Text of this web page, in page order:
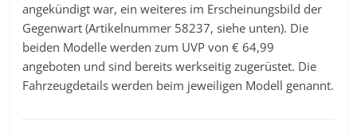
angekündigt war, ein weiteres im Erscheinungsbild der
Gegenwart (Artikelnummer 58237, siehe unten). Die
beiden Modelle werden zum UVP von € 64,99
angeboten und sind bereits werkseitig zugerüstet. Die
Fahrzeugdetails werden beim jeweiligen Modell genannt.